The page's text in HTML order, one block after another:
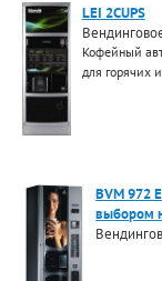
LEI 2CUPS
Кофейный
для горячих
BVM 972
выбором